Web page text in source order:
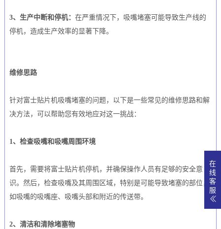
3、生产中断和停机： 在严重情况下，吸嘴堵塞可能导致生产线的
停机，造成生产效率的显著下降。
维修思路
针对富士贴片机吸嘴堵塞的问题，以下是一些常见的维修思路和解
决方法，可以帮助您有效地应对这一挑战：
1、检查吸嘴和吸嘴周围环境
首先，需要将富士贴片机停机，并确保操作人员有足够的安全意
识。然后，检查吸嘴及其周围区域，特别是可能导致堵塞的部位，
如吸嘴的吸嘴座、吸嘴头部和附近的传送带。
2、清洁和清除堵塞物
在
线
客
服